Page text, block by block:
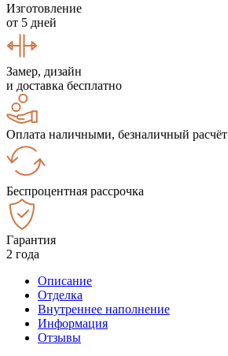
Изготовление
от 5 дней
Замер, дизайн
и доставка бесплатно
Оплата наличными, безналичный расчёт
Беспроцентная рассрочка
Гарантия
2 года
Описание
Отделка
Внутреннее наполнение
Информация
Отзывы